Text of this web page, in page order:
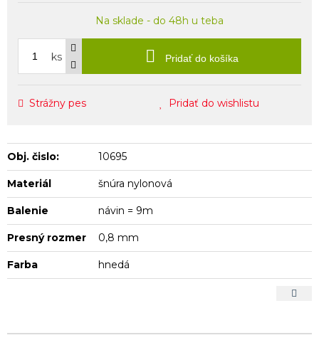
Na sklade - do 48h u teba
ks Pridať do košíka
Strážny pes Pridať do wishlistu
Obj. čislo: 10695
Materiál šnúra nylonová
Balenie návin = 9m
Presný rozmer 0,8 mm
Farba hnedá